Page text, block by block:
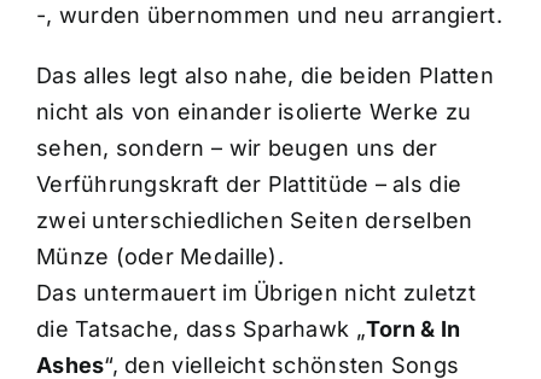
-, wurden übernommen und neu arrangiert.
Das alles legt also nahe, die beiden Platten
nicht als von einander isolierte Werke zu
sehen, sondern – wir beugen uns der
Verführungskraft der Plattitüde – als die
zwei unterschiedlichen Seiten derselben
Münze (oder Medaille).
Das untermauert im Übrigen nicht zuletzt
die Tatsache, dass Sparhawk „Torn & In
Ashes“, den vielleicht schönsten Songs